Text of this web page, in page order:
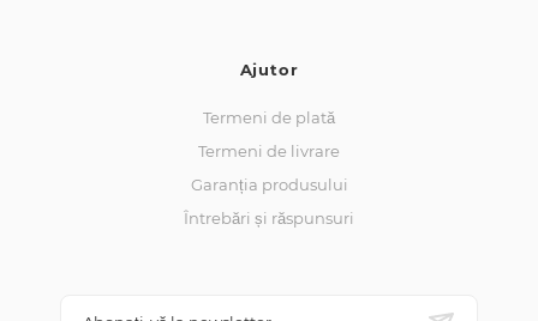
Ajutor
Termeni de plată
Termeni de livrare
Garanția produsului
Întrebări și răspunsuri